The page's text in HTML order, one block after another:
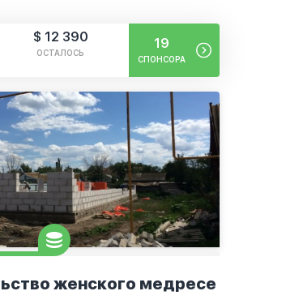
$ 12 390
ОСТАЛОСЬ
19
СПОНСОРА
женского медресе